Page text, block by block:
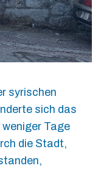
syrischen
sich das
weniger Tage
die Stadt,